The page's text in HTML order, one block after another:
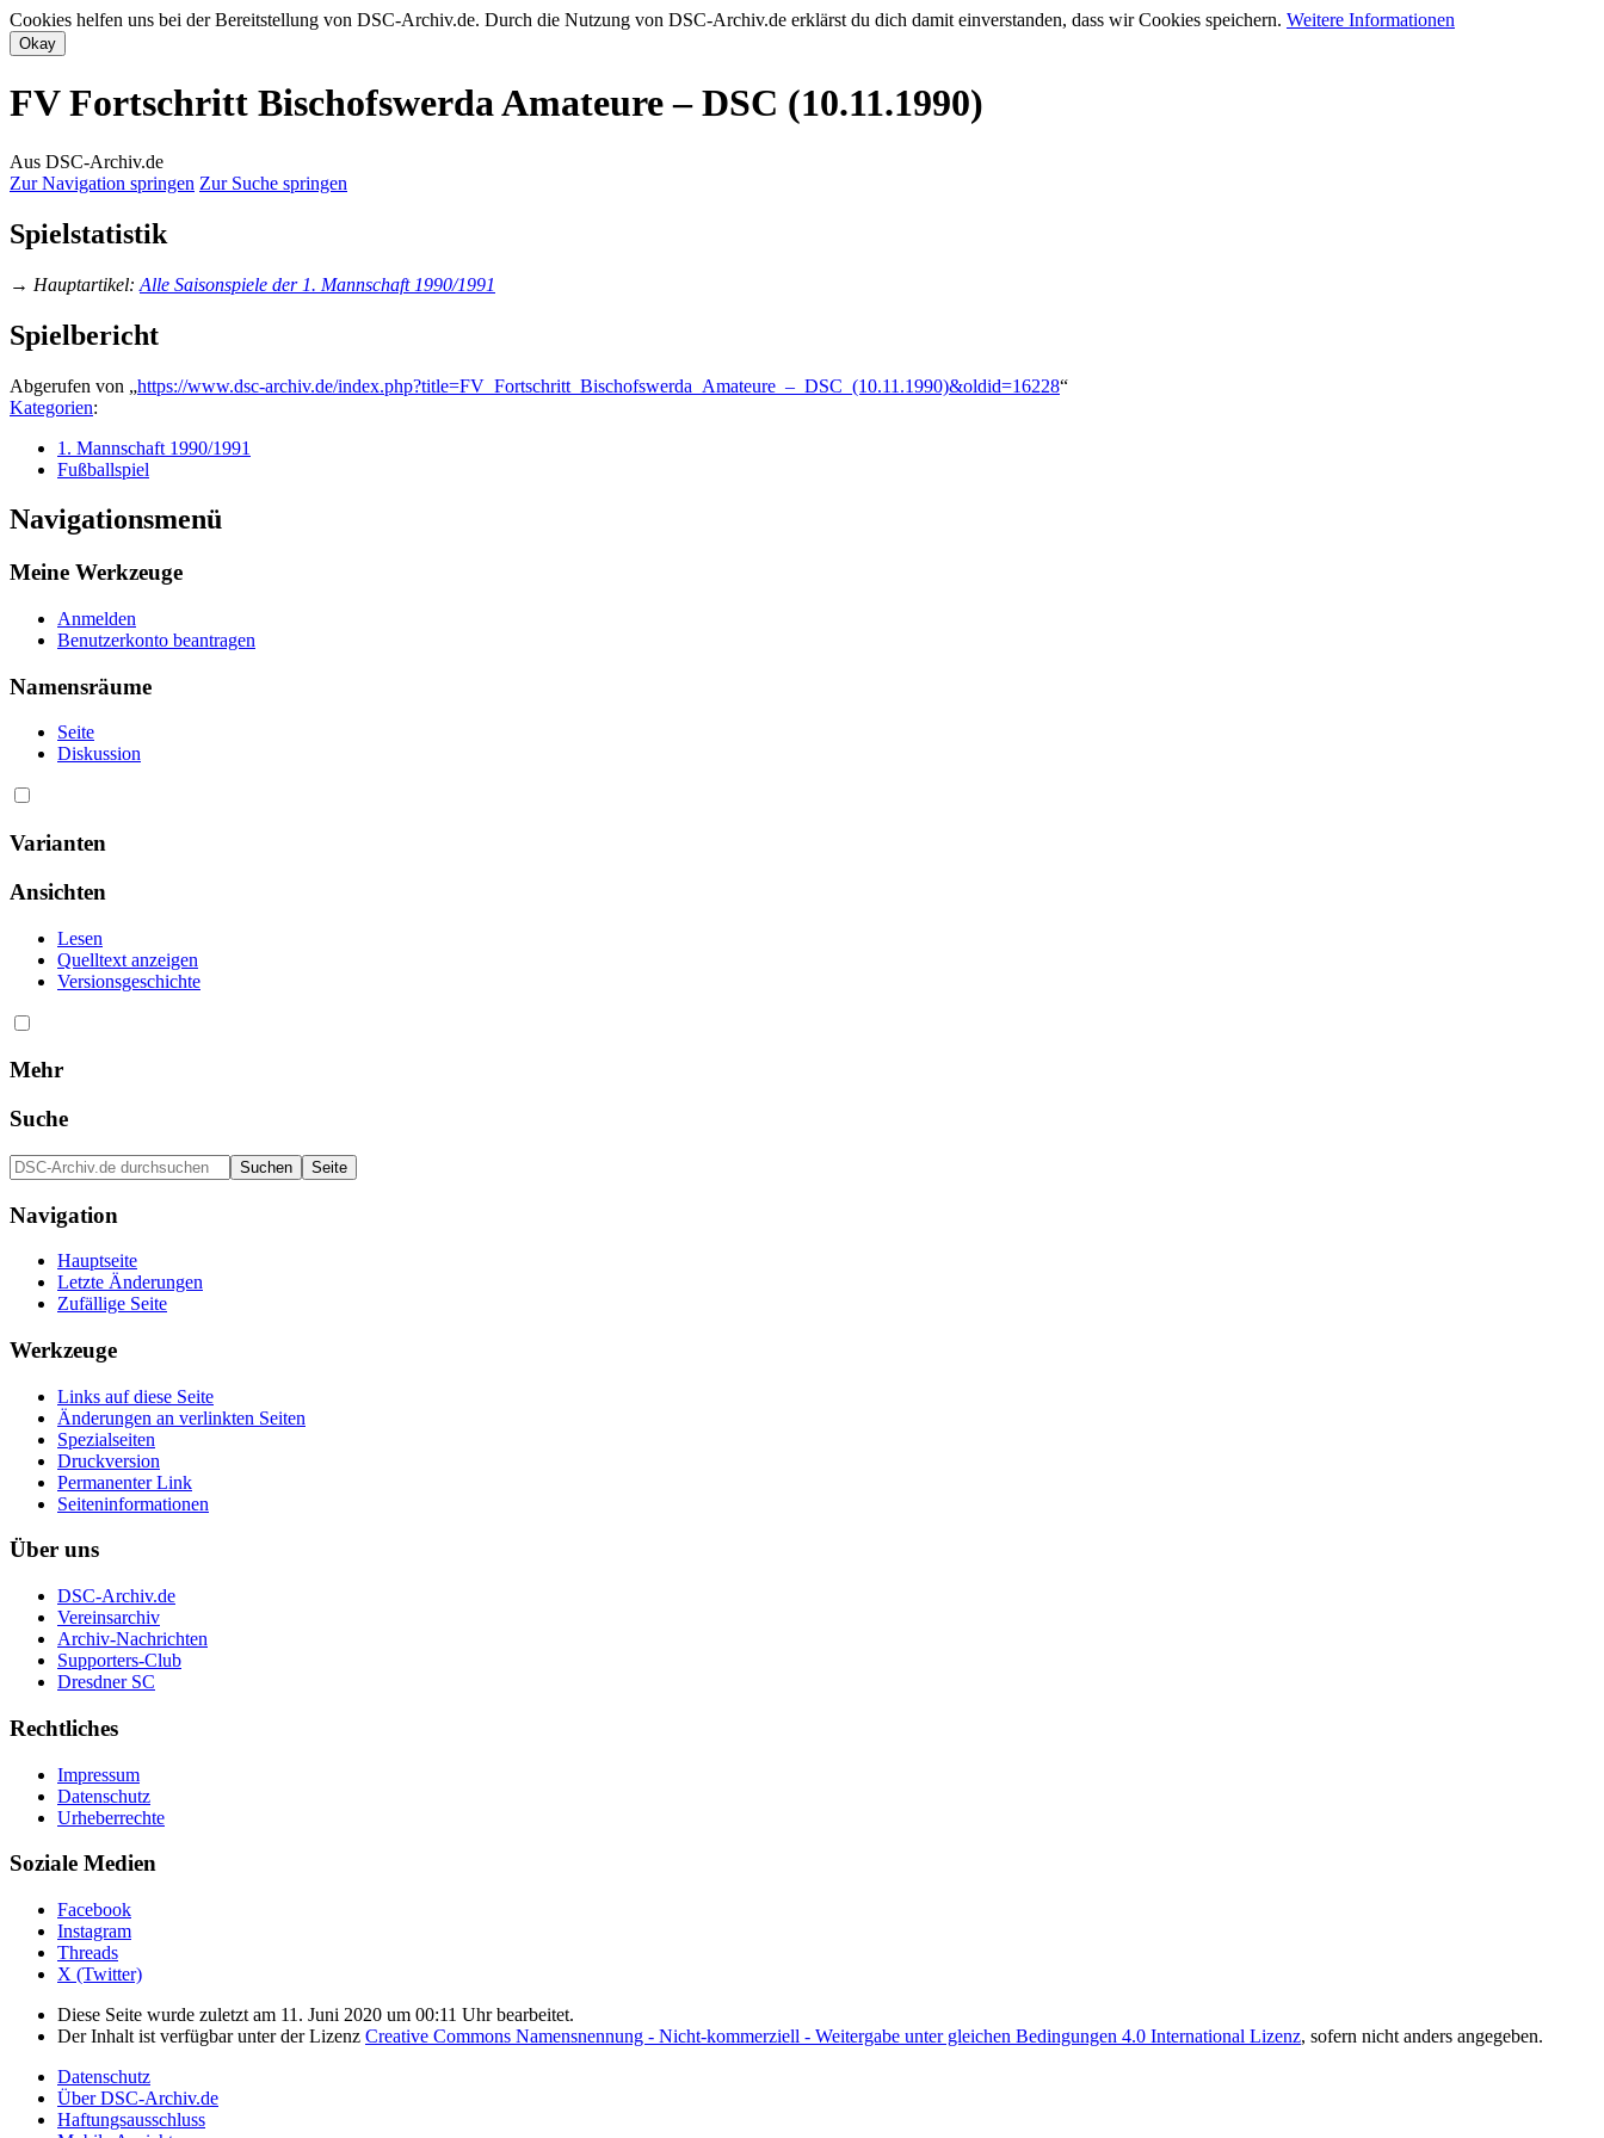
Cookies helfen uns bei der Bereitstellung von DSC-Archiv.de. Durch die Nutzung von DSC-Archiv.de erklärst du dich damit einverstanden, dass wir Cookies speichern. Weitere Informationen
FV Fortschritt Bischofswerda Amateure – DSC (10.11.1990)
Aus DSC-Archiv.de
Zur Navigation springen Zur Suche springen
Spielstatistik
→ Hauptartikel: Alle Saisonspiele der 1. Mannschaft 1990/1991
Spielbericht
Abgerufen von „https://www.dsc-archiv.de/index.php?title=FV_Fortschritt_Bischofswerda_Amateure_–_DSC_(10.11.1990)&oldid=16228“
Kategorien:
1. Mannschaft 1990/1991
Fußballspiel
Navigationsmenü
Meine Werkzeuge
Anmelden
Benutzerkonto beantragen
Namensräume
Seite
Diskussion
Varianten
Ansichten
Lesen
Quelltext anzeigen
Versionsgeschichte
Mehr
Suche
Navigation
Hauptseite
Letzte Änderungen
Zufällige Seite
Werkzeuge
Links auf diese Seite
Änderungen an verlinkten Seiten
Spezialseiten
Druckversion
Permanenter Link
Seiten­informationen
Über uns
DSC-Archiv.de
Vereinsarchiv
Archiv-Nachrichten
Supporters-Club
Dresdner SC
Rechtliches
Impressum
Datenschutz
Urheberrechte
Soziale Medien
Facebook
Instagram
Threads
X (Twitter)
Diese Seite wurde zuletzt am 11. Juni 2020 um 00:11 Uhr bearbeitet.
Der Inhalt ist verfügbar unter der Lizenz Creative Commons Namensnennung - Nicht-kommerziell - Weitergabe unter gleichen Bedingungen 4.0 International Lizenz, sofern nicht anders angegeben.
Datenschutz
Über DSC-Archiv.de
Haftungsausschluss